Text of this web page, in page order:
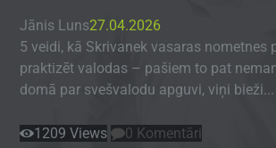
Jānis Luns27.04.2026
5 veidi, kā Skrivanek vasaras nometnes
praktizēt valodas – pašiem to pat
domā par svešvalodu apguvi, viņi bieži...
1209 Views 0 Komentāri